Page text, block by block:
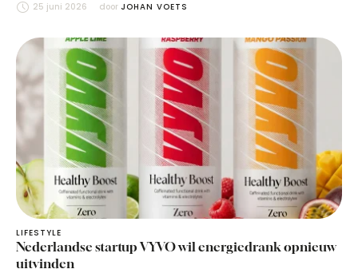
25 juni 2026 door JOHAN VOETS
LIFESTYLE
Nederlandse startup VYVO wil energiedrank opnieuw
uitvinden